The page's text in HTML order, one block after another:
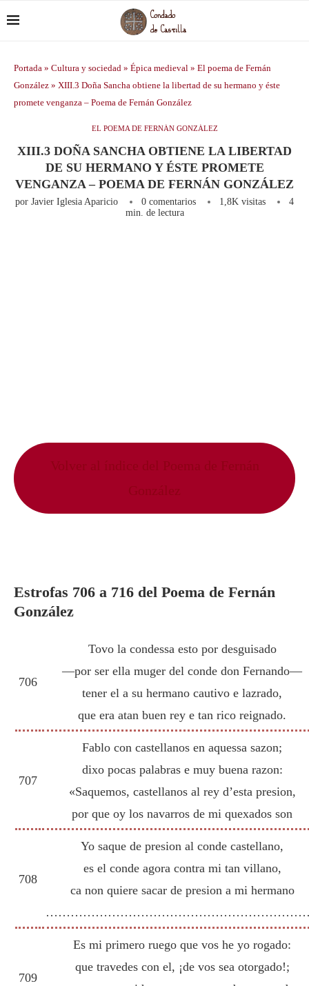
Portada » Cultura y sociedad » Épica medieval » El poema de Fernán
González » XIII.3 Doña Sancha obtiene la libertad de su hermano y éste
promete venganza – Poema de Fernán González
EL POEMA DE FERNÁN GONZÁLEZ
XIII.3 DOÑA SANCHA OBTIENE LA LIBERTAD
DE SU HERMANO Y ÉSTE PROMETE
VENGANZA – POEMA DE FERNÁN GONZÁLEZ
por Javier Iglesia Aparicio 0 comentarios 1,8K visitas
4
min. de lectura
Estrofas 706 a 716 del Poema de Fernán
González
706
Tovo la condessa esto por desguisado
—por ser ella muger del conde don Fernando—
tener el a su hermano cautivo e lazrado,
que era atan buen rey e tan rico reignado.
707
Fablo con castellanos en aquessa sazon;
dixo pocas palabras e muy buena razon:
«Saquemos, castellanos al rey d’esta presion,
por que oy los navarros de mi quexados son
708
Yo saque de presion al conde castellano,
es el conde agora contra mi tan villano,
ca non quiere sacar de presion a mi hermano
709
Es mi primero ruego que vos he yo rogado:
que travedes con el, ¡de vos sea otorgado!;